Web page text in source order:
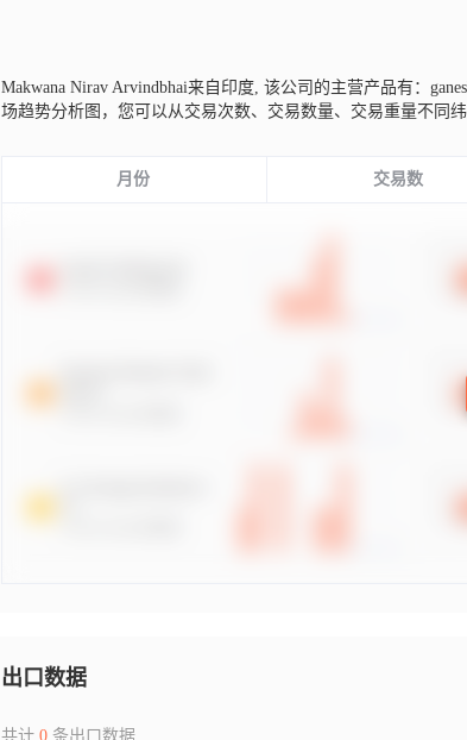
Makwana Nirav Arvindbhai来自印度, 该公司的主营产品有：
场趋势分析图，您可以从交易次数、交易数量、交易重量不同
月份 交易数
出口数据
共计 0条出口数据